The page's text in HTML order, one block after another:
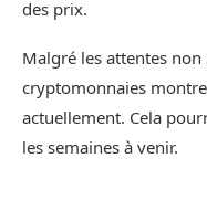
des prix.
Malgré les attentes
cryptomonnaies
actuellement. Cela
les semaines à venir.